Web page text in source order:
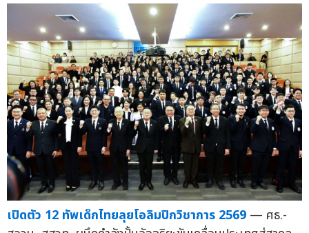
เปิดตัว 12 ทัพเด็กไทยลุยโอลิมปิกวิชาการ 2569 — ศธ.-